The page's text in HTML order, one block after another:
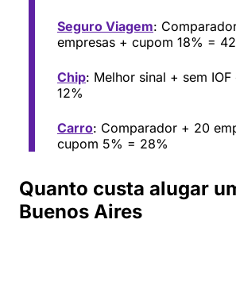
Seguro Viagem:
empresas + cupom 18% =
Chip: Melhor sinal + sem IOF
12%
Carro: Comparador + 20
cupom 5% = 28%
Quanto custa alugar
Buenos Aires